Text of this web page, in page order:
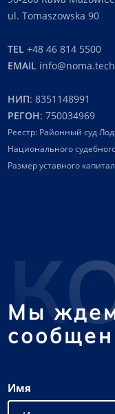
ul. Tomaszowska 90
TEL +48 46 814 5500
EMAIL info@noma.tech
НИП: 8351148991
РЕГОН: 750034969
Реестр: Районный суд
Национального
Размер уставного
Мы
Имя